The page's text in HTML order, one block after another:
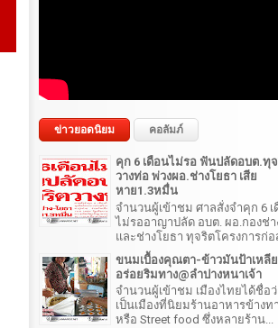
ข่าวยอดนิยม คอลัมภ์
คุก 6 เดือนไม่รอ ฟันปลัดอบต.ทุ
วางท่อ พ่วงผอ.ช่างโยธา เสีย
หาย1.3หมื่น
จำนวนผู้เข้าชม ศาลสั่งจำคุก 6
ไม่รออาญาปลัด อบต. ผอ.กองช่า
และช่างโยธา ทุจริตโครงการก่อส
ขนมเบื้องคุณตา-ข้าวมันป้าเหลี
อร่อยริมทาง@ลำปางหนาเจ้า
จำนวนผู้เข้าชม เมืองไทยได้ชื่อว่
เป็นเมืองที่นิยมร้านอาหารข้างท
หรือ Street food ซึ่งหลายร้าน...